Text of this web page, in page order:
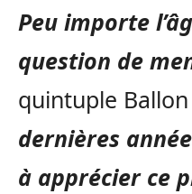
Peu importe
question de
quintuple Ballon
dernières
à apprécier ce